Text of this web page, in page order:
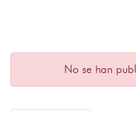
No se han